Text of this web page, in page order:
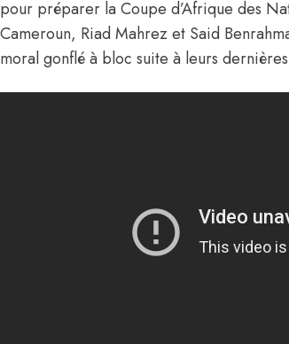
pour préparer la Coupe d’Afrique des
Cameroun, Riad Mahrez et Said
moral gonflé à bloc suite à leurs